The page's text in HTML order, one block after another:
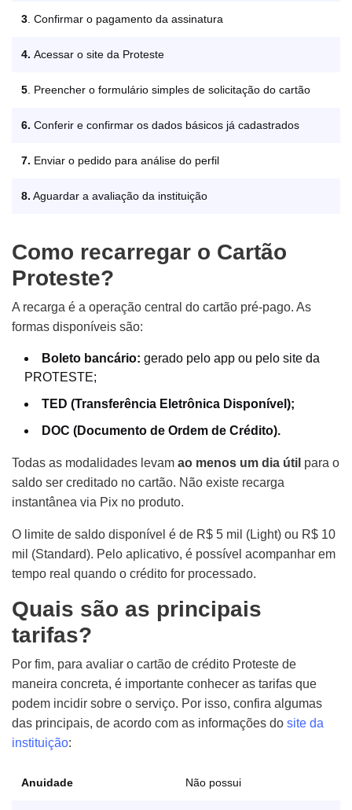
3 . Confirmar o pagamento da assinatura
4. Acessar o site da Proteste
5 . Preencher o formulário simples de solicitação do cartão
6. Conferir e confirmar os dados básicos já cadastrados
7. Enviar o pedido para análise do perfil
8. Aguardar a avaliação da instituição
Como recarregar o Cartão
Proteste?
A recarga é a operação central do cartão pré-pago. As
formas disponíveis são:
Boleto bancário: gerado pelo app ou pelo site da
PROTESTE;
TED (Transferência Eletrônica Disponível);
DOC (Documento de Ordem de Crédito).
Todas as modalidades levam ao menos um dia útil para o
saldo ser creditado no cartão. Não existe recarga
instantânea via Pix no produto.
O limite de saldo disponível é de R$ 5 mil (Light) ou R$ 10
mil (Standard). Pelo aplicativo, é possível acompanhar em
tempo real quando o crédito for processado.
Quais são as principais
tarifas?
Por fim, para avaliar o cartão de crédito Proteste de
maneira concreta, é importante conhecer as tarifas que
podem incidir sobre o serviço. Por isso, confira algumas
das principais, de acordo com as informações do site da
instituição:
Anuidade Não possui